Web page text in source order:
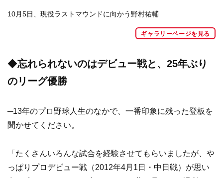
10月5日、現役ラストマウンドに向かう野村祐輔
ギャラリーページを見る
◆忘れられないのはデビュー戦と、25年ぶり
のリーグ優勝
─13年のプロ野球人生のなかで、一番印象に残った登板を
聞かせてください。
「たくさんいろんな試合を経験させてもらいましたが、や
っぱりプロデビュー戦（2012年4月1日・中日戦）が思い